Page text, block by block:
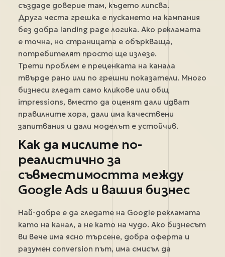
създаде доверие там, където липсва.
Друга честа грешка е пускането на кампания
без добра landing page логика. Ако рекламата
е точна, но страницата е объркваща,
потребителят просто ще излезе.
Трети проблем е преценката на канала
твърде рано или по грешни показатели. Много
бизнеси гледат само кликове или общ
impressions, вместо да оценят дали идват
правилните хора, дали има качествени
запитвания и дали моделът е устойчив.
Как да мислите по-
реалистично за
съвместимостта между
Google Ads и вашия бизнес
Най-добре е да гледате на Google рекламата
като на канал, а не като на чудо. Ако бизнесът
ви вече има ясно търсене, добра оферта и
разумен conversion път, има смисъл да